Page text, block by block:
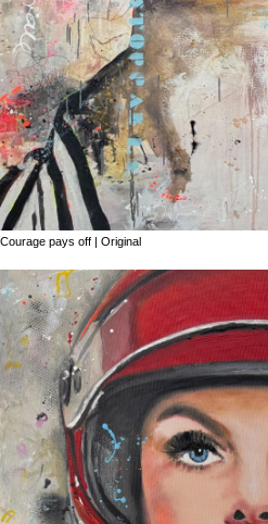
Courage pays off | Original